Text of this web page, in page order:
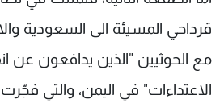
قرداحي المسيئة الى السعودية
مع الحوثيين "الذين يدافعون
الاعتداءات" في اليمن، والتي